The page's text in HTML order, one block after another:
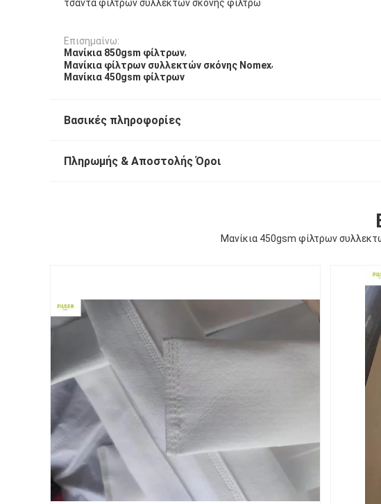
τσάντα φίλτρων συλλεκτών σκόνης φίλτρω
Επισημαίνω:
Μανίκια 850gsm φίλτρων,
Μανίκια φίλτρων συλλεκτών σκόνης Nomex,
Μανίκια 450gsm φίλτρων
Βασικές πληροφορίες
Πληρωμής & Αποστολής Όροι
Μανίκια 450gsm φίλτρων